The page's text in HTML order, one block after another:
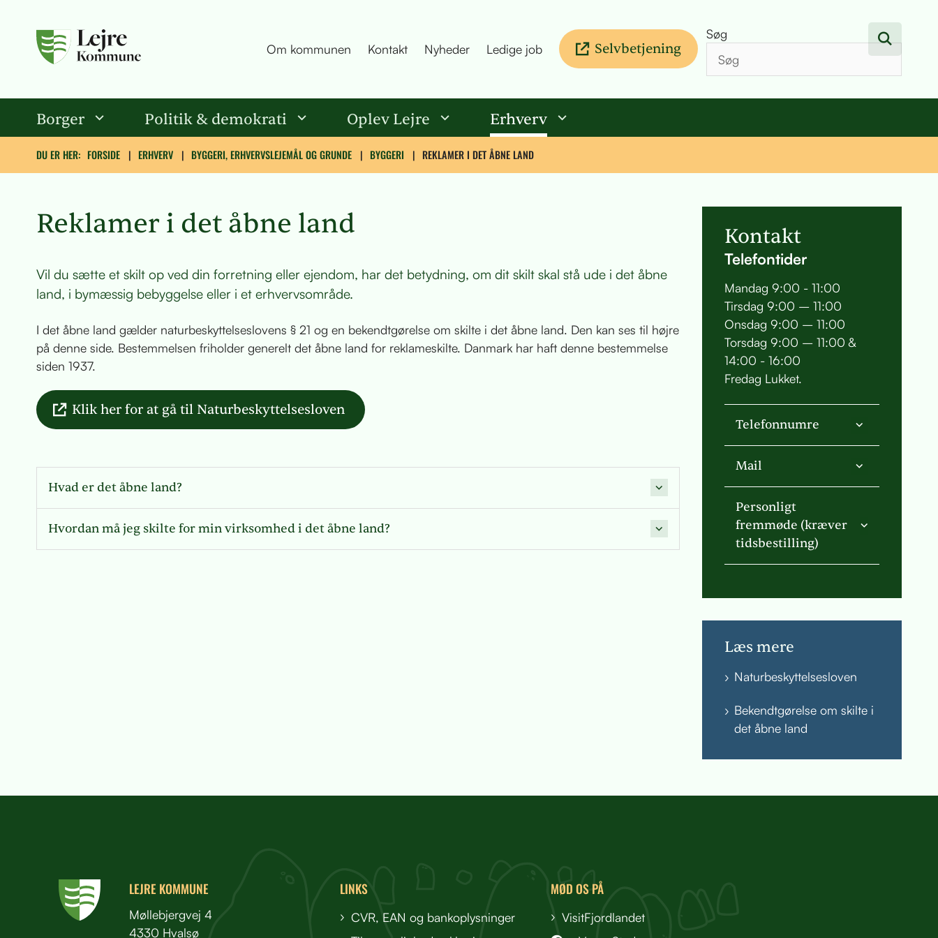
Om kommunen Kontakt Nyheder Ledige job Selvbetjening
Søg
Borger Politik & demokrati Oplev Lejre Erhverv
DU ER HER: FORSIDE ERHVERV BYGGERI, ERHVERVSLEJEMÅL OG GRUNDE BYGGERI REKLAMER I DET ÅBNE LAND
Reklamer i det åbne land
Vil du sætte et skilt op ved din forretning eller ejendom, har det betydning, om dit skilt skal stå ude i det åbne
land, i bymæssig bebyggelse eller i et erhvervsområde.
I det åbne land gælder naturbeskyttelseslovens § 21 og en bekendtgørelse om skilte i det åbne land. Den kan ses til højre
på denne side. Bestemmelsen friholder generelt det åbne land for reklameskilte. Danmark har haft denne bestemmelse
siden 1937.
Klik her for at gå til Naturbeskyttelsesloven
Hvad er det åbne land?
Hvordan må jeg skilte for min virksomhed i det åbne land?
Kontakt
Telefontider
Mandag 9:00 - 11:00
Tirsdag 9:00 – 11:00
Onsdag 9:00 – 11:00
Torsdag 9:00 – 11:00 &
14:00 - 16:00
Fredag Lukket.
Telefonnumre
Mail
Personligt
fremmøde (kræver
tidsbestilling)
Læs mere
Naturbeskyttelsesloven
Bekendtgørelse om skilte i
det åbne land
LEJRE KOMMUNE
Møllebjergvej 4
4330 Hvalsø
LINKS
CVR, EAN og bankoplysninger
MØD OS PÅ
VisitFjordlandet